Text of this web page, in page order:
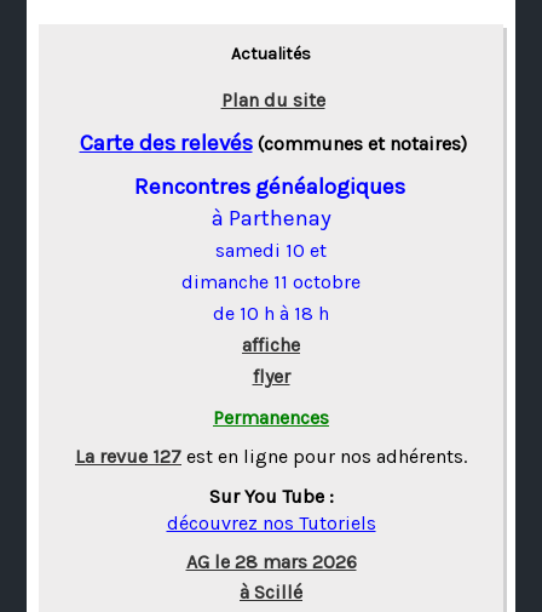
Actualités
Plan du site
Carte des relevés(communes et notaires)
Rencontres généalogiques
à Parthenay
samedi 10 et
dimanche 11 octobre
de 10 h à 18 h
affiche
flyer
Permanences
La revue 127 est en ligne pour nos adhérents.
Sur You Tube :
découvrez nos Tutoriels
AG le 28 mars 2026
à Scillé